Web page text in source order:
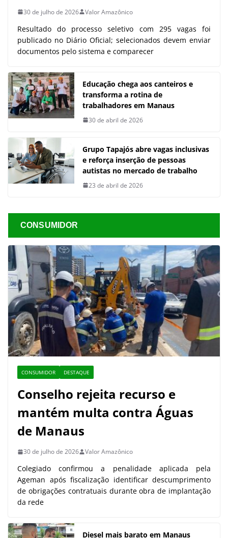
30 de julho de 2026 Valor Amazônico
Resultado do processo seletivo com 295 vagas foi
publicado no Diário Oficial; selecionados devem enviar
documentos pelo sistema e comparecer
Educação chega aos canteiros e
transforma a rotina de
trabalhadores em Manaus
30 de abril de 2026
Grupo Tapajós abre vagas inclusivas
e reforça inserção de pessoas
autistas no mercado de trabalho
23 de abril de 2026
CONSUMIDOR
CONSUMIDOR DESTAQUE
Conselho rejeita recurso e
mantém multa contra Águas
de Manaus
30 de julho de 2026 Valor Amazônico
Colegiado confirmou a penalidade aplicada pela
Ageman após fiscalização identificar descumprimento
de obrigações contratuais durante obra de implantação
da rede
Diesel mais barato em Manaus